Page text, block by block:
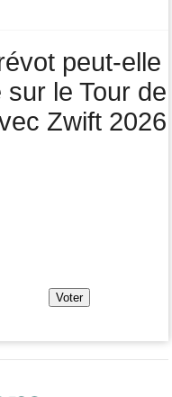
le Mont Ventoux !
peut-elle
le Tour de
Zwift 2026